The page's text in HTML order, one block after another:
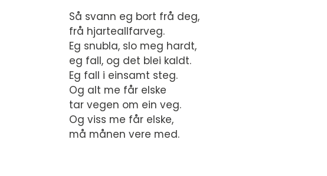
Så svann eg bort frå deg,
frå hjarteallfarveg.
Eg snubla, slo meg hardt,
eg fall, og det blei kaldt.
Eg fall i einsamt steg.
Og alt me får elske
tar vegen om ein veg.
Og viss me får elske,
må månen vere med.